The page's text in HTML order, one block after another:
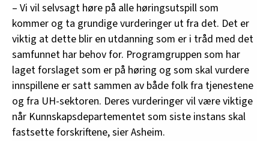
– Vi vil selvsagt høre på alle høringsutspill som
kommer og ta grundige vurderinger ut fra det. Det er
viktig at dette blir en utdanning som er i tråd med det
samfunnet har behov for. Programgruppen som har
laget forslaget som er på høring og som skal vurdere
innspillene er satt sammen av både folk fra tjenestene
og fra UH-sektoren. Deres vurderinger vil være viktige
når Kunnskapsdepartementet som siste instans skal
fastsette forskriftene, sier Asheim.